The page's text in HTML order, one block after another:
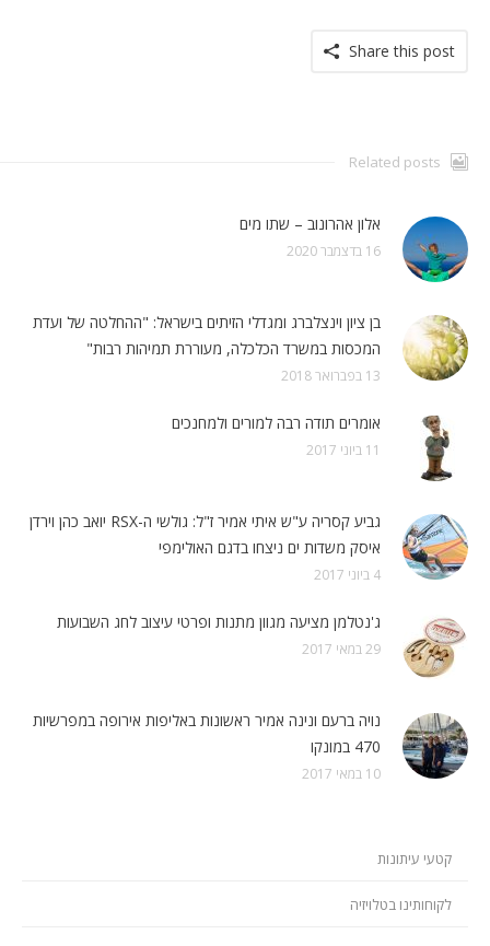
Share this post
Related posts
אלון אהרונוב – שתו מים
16 בדצמבר 2020
בן ציון וינצלברג ומגדלי הזיתים בישראל: "ההחלטה של ועדת
המכסות במשרד הכלכלה, מעוררת תמיהות רבות"
13 בפברואר 2018
אומרים תודה רבה למורים ולמחנכים
11 ביוני 2017
גביע קסריה ע"ש איתי אמיר ז"ל: גולשי ה-RSX יואב כהן וירדן
איסק משדות ים ניצחו בדגם האולימפי
4 ביוני 2017
ג'נטלמן מציעה מגוון מתנות ופרטי עיצוב לחג השבועות
29 במאי 2017
נויה ברעם ונינה אמיר ראשונות באליפות אירופה במפרשיות
470 במונקו
10 במאי 2017
קטעי עיתונות
לקוחותינו בטלויזיה